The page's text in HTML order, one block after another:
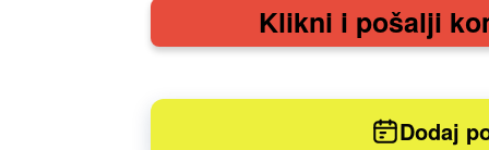
Klikni i pošalji
Dodaj